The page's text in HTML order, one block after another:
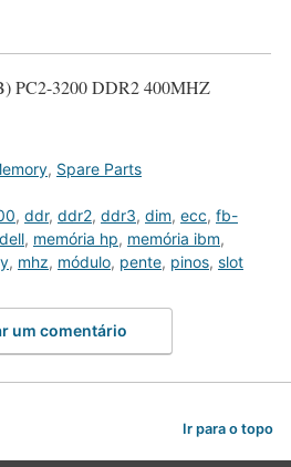
PC2-3200 DDR2 400MHZ
, Spare Parts
, ddr, ddr2, ddr3, dim, ecc, fb-
, memória hp, memória ibm,
, mhz, módulo, pente, pinos, slot
um comentário
Ir para o topo